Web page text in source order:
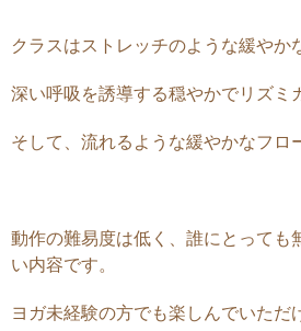
クラスはストレッチのような緩やか
深い呼吸を誘導する穏やかでリズミ
そして、流れるような緩やかなフロ
動作の難易度は低く、誰にとっても
い内容です。
ヨガ未経験の方でも楽しんでいただ